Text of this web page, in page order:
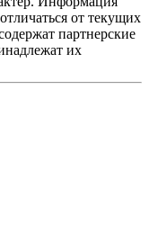
от текущих
партнерские
их